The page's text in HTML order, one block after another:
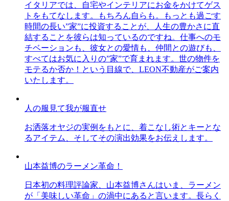
イタリアでは、自宅やインテリアにお金をかけてゲス
トをもてなします。もちろん自らも。もっとも過ごす
時間の長い”家”に投資することが、人生の豊かさに直
結することを彼らは知っているのですね。仕事へのモ
チベーションも、彼女との愛情も、仲間との遊びも、
すべてはお気に入りの”家”で育まれます。世の物件を
モテるか否か！という目線で、LEON不動産がご案内
いたします。
人の服見て我が服直せ
お洒落オヤジの実例をもとに、着こなし術とキーとな
るアイテム、そしてその演出効果をお伝えします。
山本益博のラーメン革命！
日本初の料理評論家、山本益博さんはいま、ラーメン
が「美味しい革命」の渦中にあると言います。長らく